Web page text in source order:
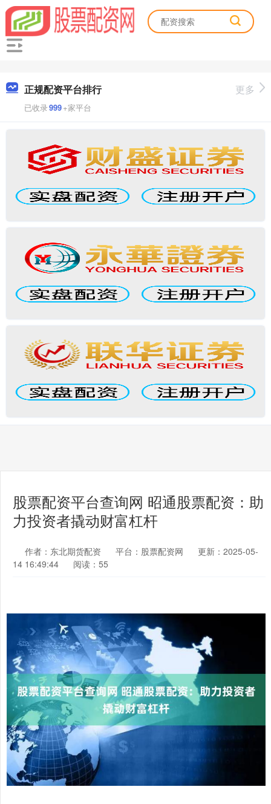
正规配资平台排行
已收录999+家平台
更多
股票配资平台查询网 昭通股票配资：助
力投资者撬动财富杠杆
作者：东北期货配资 平台：股票配资网
更新：2025-05-
14 16:49:44
阅读：55